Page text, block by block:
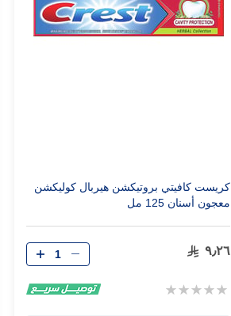
كريست كافيتي بروتيكشن هيربال كوليكشن
معجون أسنان 125 مل
٩٫٢٦
Rating:
الكمية